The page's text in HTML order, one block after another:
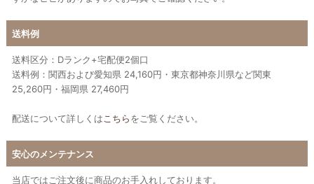
送料例
送料区分：Dランク+宅配便2個口
送料例：関西および愛知県 24,160円・東京都神奈川県など関東
25,260円・福岡県 27,460円
配送について詳しくは こちらをご覧ください。
安心のメンテナンス
当店ではご注文後に商品のお手入れしております。